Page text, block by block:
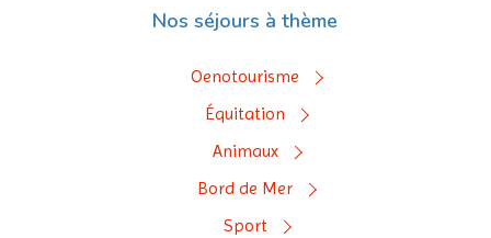
Nos séjours à thème
Oenotourisme
Équitation
Animaux
Bord de Mer
Sport